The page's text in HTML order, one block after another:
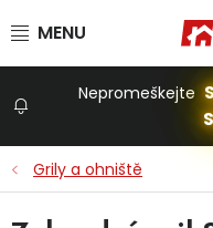
Nepromeškejte
Grily a ohniště